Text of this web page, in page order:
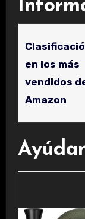
en los más
vendidos
Amazon